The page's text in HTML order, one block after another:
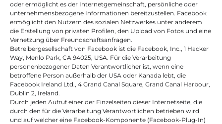
oder ermöglicht es der Internetgemeinschaft, persönliche oder
unternehmensbezogene Informationen bereitzustellen. Facebook
ermöglicht den Nutzern des sozialen Netzwerkes unter anderem
die Erstellung von privaten Profilen, den Upload von Fotos und eine
Vernetzung über Freundschaftsanfragen.
Betreibergesellschaft von Facebook ist die Facebook, Inc., 1 Hacker
Way, Menlo Park, CA 94025, USA. Für die Verarbeitung
personenbezogener Daten Verantwortlicher ist, wenn eine
betroffene Person außerhalb der USA oder Kanada lebt, die
Facebook Ireland Ltd., 4 Grand Canal Square, Grand Canal Harbour,
Dublin 2, Ireland.
Durch jeden Aufruf einer der Einzelseiten dieser Internetseite, die
durch den für die Verarbeitung Verantwortlichen betrieben wird
und auf welcher eine Facebook-Komponente (Facebook-Plug-In)